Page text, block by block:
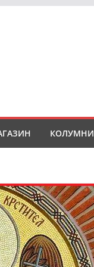
КОЛУМНИ